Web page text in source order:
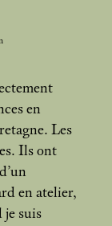
en
Les
Ils ont
en atelier,
je suis